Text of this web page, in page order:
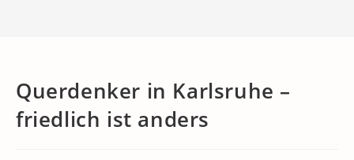
Querdenker in Karlsruhe –
friedlich ist anders